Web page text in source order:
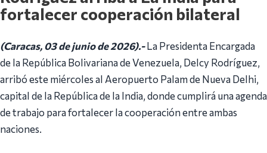
fortalecer cooperación bilateral
(Caracas, 03 de junio de 2026).-La Presidenta Encargada
de la República Bolivariana de Venezuela, Delcy Rodríguez,
arribó este miércoles al Aeropuerto Palam de Nueva Delhi,
capital de la República de la India, donde cumplirá una agenda
de trabajo para fortalecer la cooperación entre ambas
naciones.